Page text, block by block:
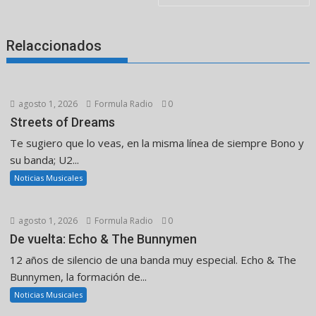
Relaccionados
agosto 1, 2026 Formula Radio 0
Streets of Dreams
Te sugiero que lo veas, en la misma línea de siempre Bono y
su banda; U2...
Noticias Musicales
agosto 1, 2026 Formula Radio 0
De vuelta: Echo & The Bunnymen
12 años de silencio de una banda muy especial. Echo & The
Bunnymen, la formación de...
Noticias Musicales